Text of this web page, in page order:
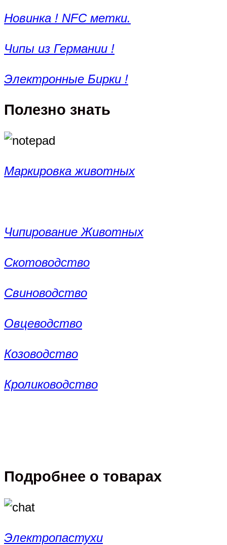
Новинка ! NFC метки.
Чипы из Германии !
Электронные Бирки !
Полезно знать
Маркировка животных
Чипирование Животных
Скотоводство
Свиноводство
Овцеводство
Козоводство
Кролиководство
Подробнее о товарах
Электропастухи